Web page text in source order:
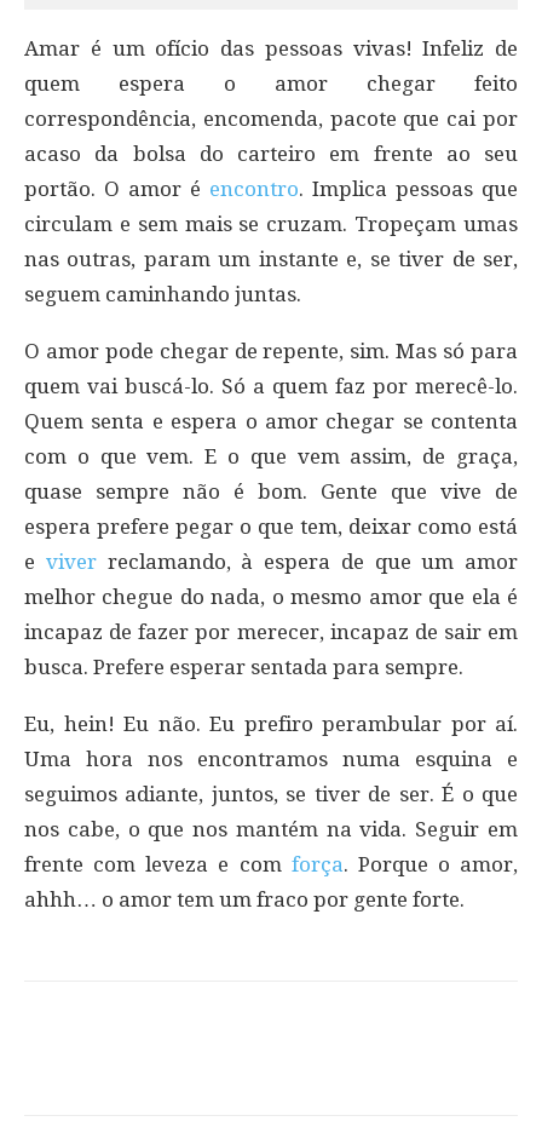
Amar é um ofício das pessoas vivas! Infeliz de
quem espera o amor chegar feito
correspondência, encomenda, pacote que cai por
acaso da bolsa do carteiro em frente ao seu
portão. O amor é encontro. Implica pessoas que
circulam e sem mais se cruzam. Tropeçam umas
nas outras, param um instante e, se tiver de ser,
seguem caminhando juntas.
O amor pode chegar de repente, sim. Mas só para
quem vai buscá-lo. Só a quem faz por merecê-lo.
Quem senta e espera o amor chegar se contenta
com o que vem. E o que vem assim, de graça,
quase sempre não é bom. Gente que vive de
espera prefere pegar o que tem, deixar como está
e viverreclamando, à espera de que um amor
melhor chegue do nada, o mesmo amor que ela é
incapaz de fazer por merecer, incapaz de sair em
busca. Prefere esperar sentada para sempre.
Eu, hein! Eu não. Eu prefiro perambular por aí.
Uma hora nos encontramos numa esquina e
seguimos adiante, juntos, se tiver de ser. É o que
nos cabe, o que nos mantém na vida. Seguir em
frente com leveza e com força. Porque o amor,
ahhh… o amor tem um fraco por gente forte.